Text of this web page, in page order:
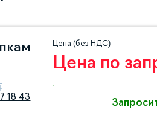
18 43
Цена (без НДС)
Цена по